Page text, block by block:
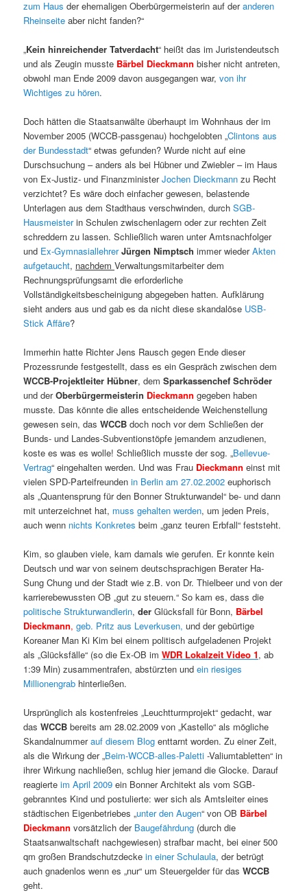
zum Hausder ehemaligen Oberbürgermeisterin auf deranderen
Rheinseiteaber nicht fanden?“
„Kein hinreichender Tatverdacht“ heißt das im Juristendeutsch
und als Zeugin musste Bärbel Dieckmann bisher nicht antreten,
obwohl man Ende 2009 davon ausgegangen war,von ihr
Wichtiges zu hören.
Doch hätten die Staatsanwälte überhaupt im Wohnhaus der im
November 2005 (WCCB-passgenau) hochgelobten „Clintons aus
der Bundesstadt“ etwas gefunden? Wurde nicht auf eine
Durschsuchung – anders als bei Hübner und Zwiebler – im Haus
von Ex-Justiz- und FinanzministerJochen Dieckmann zu Recht
verzichtet? Es wäre doch einfacher gewesen, belastende
Unterlagen aus dem Stadthaus verschwinden, durchSGB-
Hausmeisterin Schulen zwischenlagern oder zur rechten Zeit
schreddern zu lassen. Schließlich waren unter Amtsnachfolger
und Ex-Gymnasiallehrer Jürgen Nimptsch immer wiederAkten
aufgetaucht, nachdemVerwaltungsmitarbeiter dem
Rechnungsprüfungsamt die erforderliche
Vollständigkeitsbescheinigung abgegeben hatten. Aufklärung
sieht anders aus und gab es da nicht diese skandalöse USB-
Stick Affäre?
Immerhin hatte Richter Jens Rausch gegen Ende dieser
Prozessrunde festgestellt, dass es ein Gespräch zwischen dem
WCCB-Projektleiter Hübner, demSparkassenchef Schröder
und derOberbürgermeisterin Dieckmann gegeben haben
musste. Das könnte die alles entscheidende Weichenstellung
gewesen sein, dasWCCBdoch noch vor dem Schließen der
Bunds- und Landes-Subventionstöpfe jemandem anzudienen,
koste es was es wolle! Schließlich musste der sog. „Bellevue-
Vertrag“ eingehalten werden. Und was Frau Dieckmanneinst mit
vielen SPD-Parteifreundenin Berlin am 27.02.2002euphorisch
als „Quantensprung für den Bonner Strukturwandel“ be- und dann
mit unterzeichnet hat, muss gehalten werden, um jeden Preis,
auch wenn nichts Konkretesbeim „ganz teuren Erbfall“ feststeht.
Kim, so glauben viele, kam damals wie gerufen. Er konnte kein
Deutsch und war von seinem deutschsprachigen Berater Ha-
Sung Chung und der Stadt wie z.B. von Dr. Thielbeer und von der
karrierebewussten OB „gut zu steuern.“ So kam es, dass die
politische Strukturwandlerin,der Glücksfall für Bonn, Bärbel
Dieckmann, geb. Pritz aus Leverkusen, und der gebürtige
Koreaner Man Ki Kim bei einem politisch aufgeladenen Projekt
als „Glücksfälle“ (so die Ex-OB imWDR Lokalzeit Video 1, ab
1:39 Min) zusammentrafen, abstürzten undein riesiges
Millionengrab hinterließen.
Ursprünglich als kostenfreies „Leuchtturmprojekt“ gedacht, war
dasWCCBbereits am 28.02.2009 von „Kastello“ als mögliche
Skandalnummerauf diesem Blogenttarnt worden. Zu einer Zeit,
als die Wirkung der „Beim-WCCB-alles-Paletti -Valiumtabletten“ in
ihrer Wirkung nachließen, schlug hier jemand die Glocke. Darauf
reagierteim April 2009ein Bonner Architekt als vom SGB-
gebranntes Kind und postulierte: wer sich als Amtsleiter eines
städtischen Eigenbetriebes „unter den Augen“ von OB Bärbel
Dieckmann vorsätzlich der Baugefährdung (durch die
Staatsanwaltschaft nachgewiesen) strafbar macht, bei einer 500
qm großen Brandschutzdeckein einer Schulaula, der betrügt
auch gnadenlos wenn es „nur“ um Steuergelder für dasWCCB
geht.